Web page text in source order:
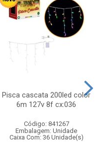
Pisca cascata 200led color
6m 127v 8f cx:036
Código: 841267
Embalagem: Unidade
Caixa Com: 36 Unidade(s)